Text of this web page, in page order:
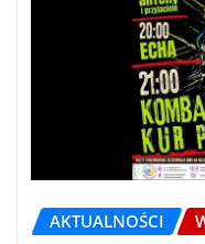
AKTUALNOŚCI